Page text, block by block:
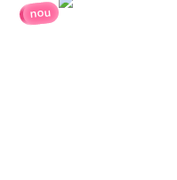
nou